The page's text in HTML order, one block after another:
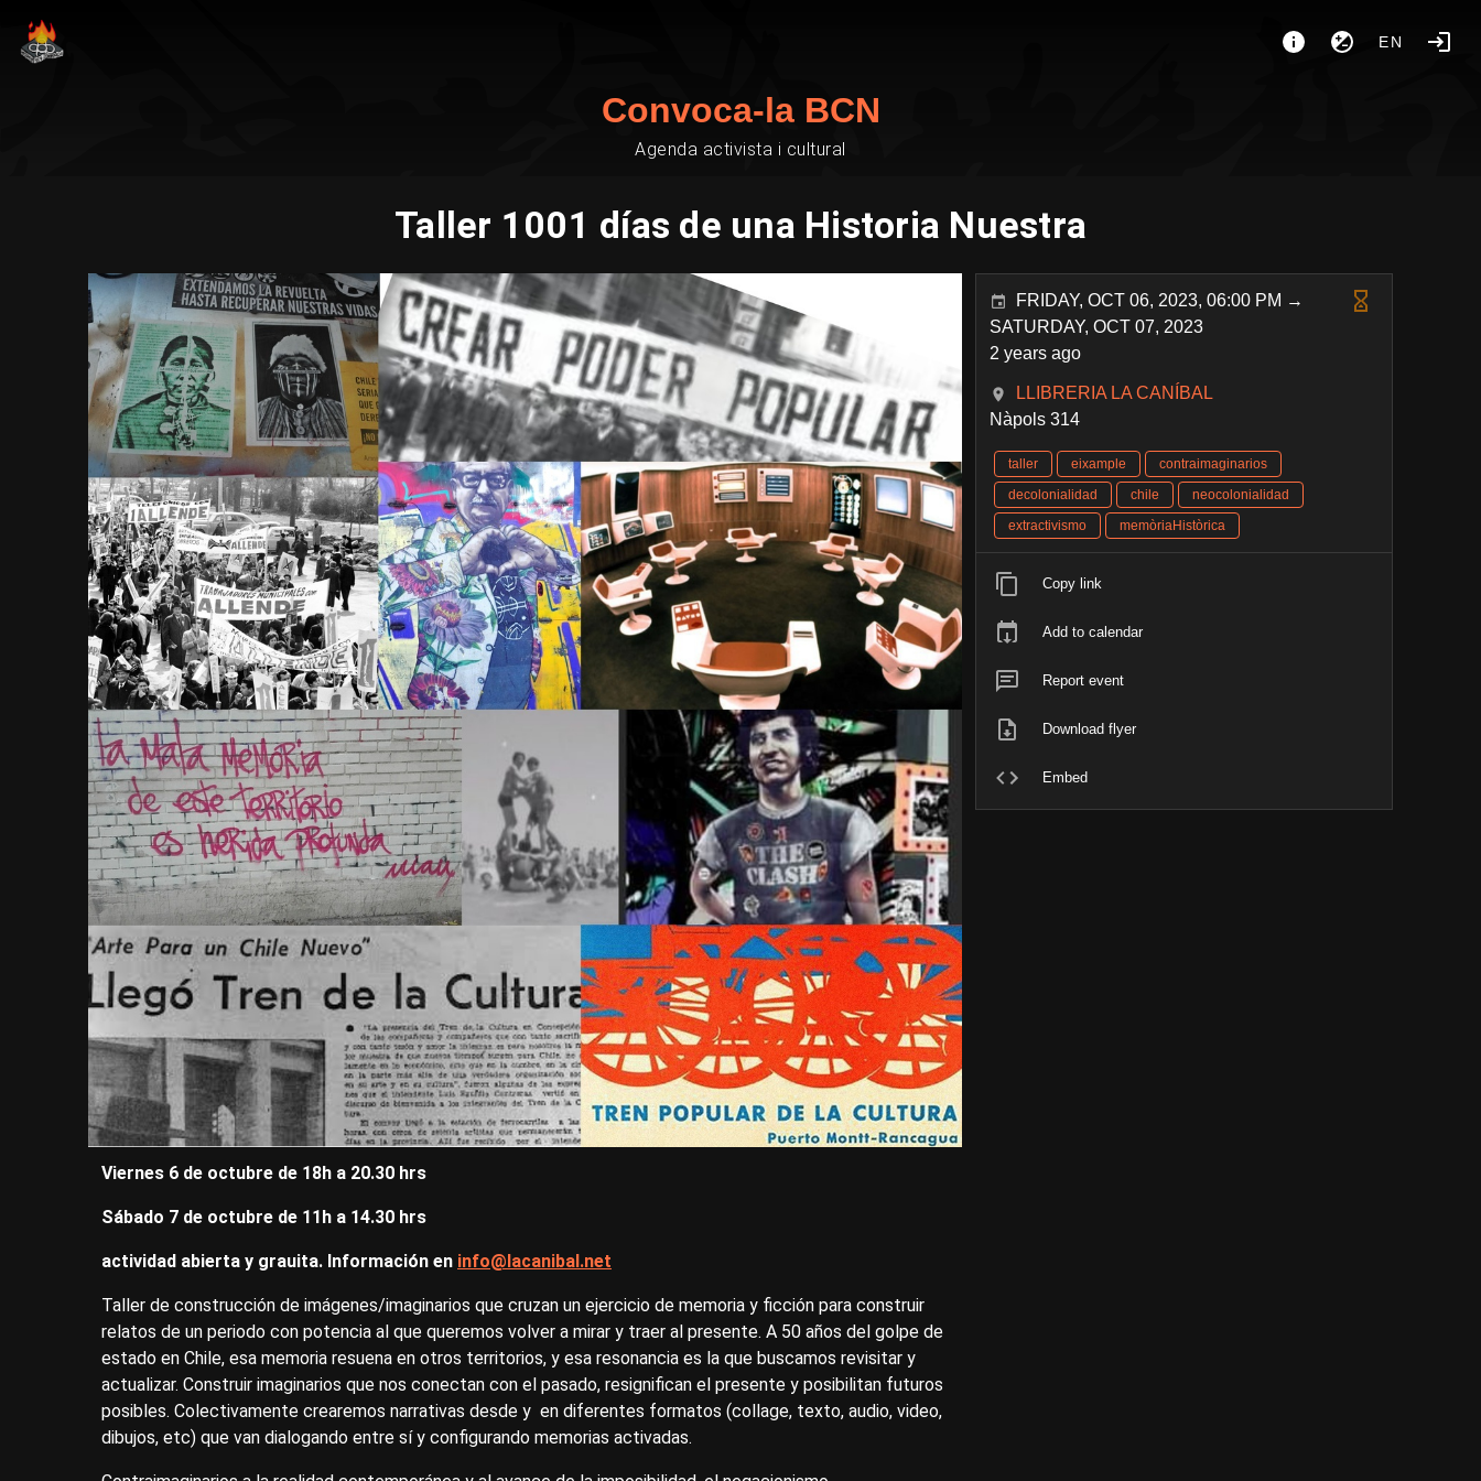
EN
Convoca-la BCN
Agenda activista i cultural
Taller 1001 días de una Historia Nuestra
Viernes 6 de octubre de 18h a 20.30 hrs
Sábado 7 de octubre de 11h a 14.30 hrs
actividad abierta y grauita. Información en info@lacanibal.net
Taller de construcción de imágenes/imaginarios que cruzan un ejercicio de memoria y ficción para construir
relatos de un periodo con potencia al que queremos volver a mirar y traer al presente. A 50 años del golpe de
estado en Chile, esa memoria resuena en otros territorios, y esa resonancia es la que buscamos revisitar y
actualizar. Construir imaginarios que nos conectan con el pasado, resignifican el presente y posibilitan futuros
posibles. Colectivamente crearemos narrativas desde y en diferentes formatos (collage, texto, audio, video,
dibujos, etc) que van dialogando entre sí y configurando memorias activadas.
FRIDAY, OCT 06, 2023, 06:00 PM →
SATURDAY, OCT 07, 2023
2 years ago
LLIBRERIA LA CANÍBAL
Nàpols 314
taller eixample
contraimaginarios
decolonialidad
chile
neocolonialidad
extractivismo
memòriaHistòrica
Copy link
Add to calendar
Report event
Download flyer
Embed